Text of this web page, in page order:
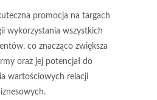
promocja na targach
wykorzystania wszystkich
co znacząco zwiększa
oraz jej potencjał do
wartościowych relacji